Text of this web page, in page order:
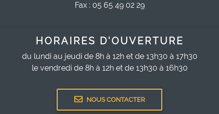
Fax : 05 65 49 02 29
HORAIRES D'OUVERTURE
du lundi au jeudi de 8h à 12h et de 13h30 à 17h30
le vendredi de 8h à 12h et de 13h30 à 16h30
NOUS CONTACTER